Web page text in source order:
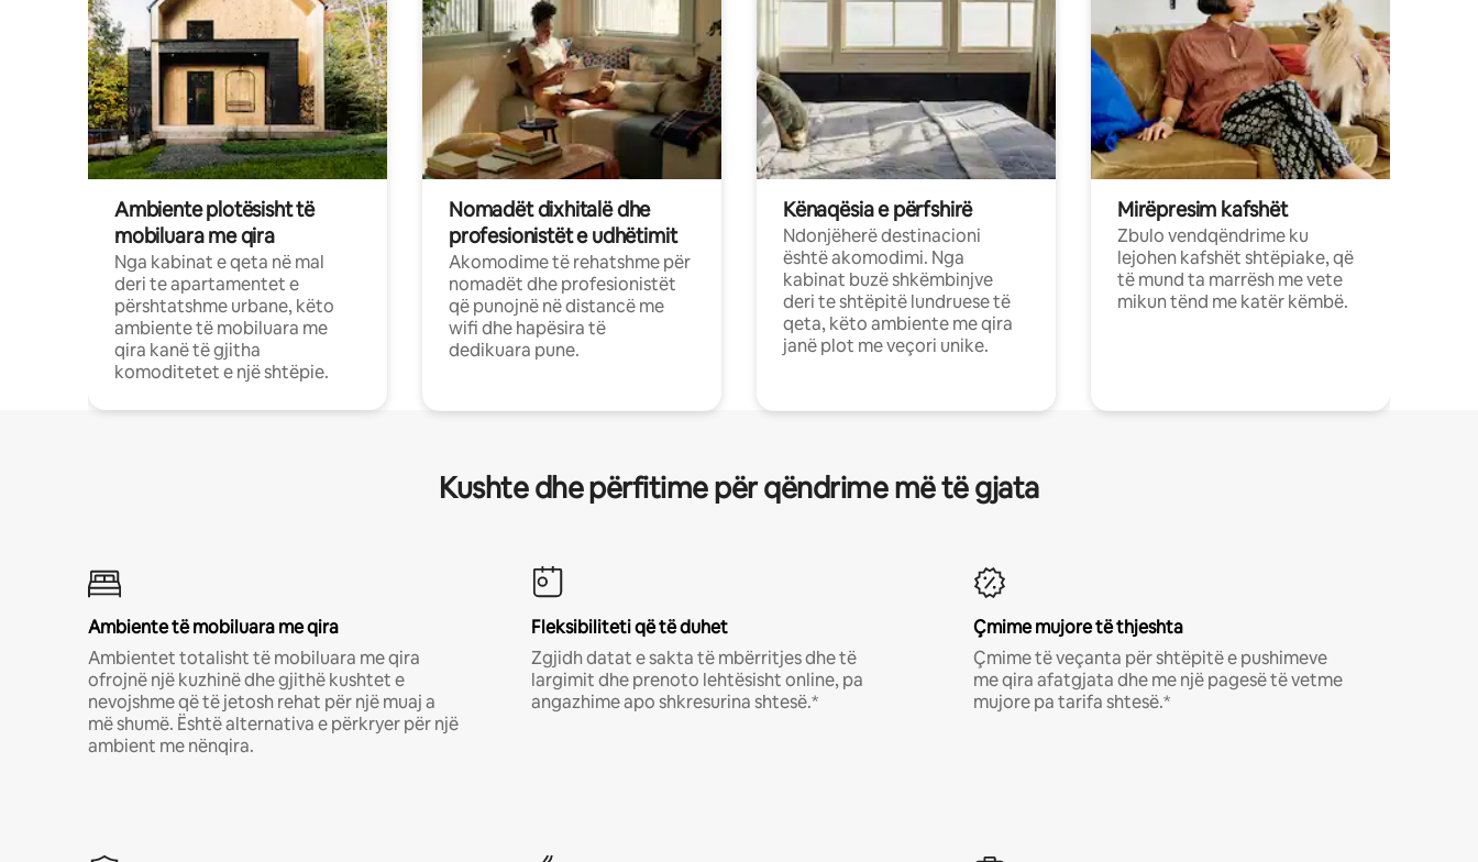
Ambiente plotësisht të
mobiluara me qira
Nga kabinat e qeta në mal
deri te apartamentet e
përshtatshme urbane, këto
ambiente të mobiluara me
qira kanë të gjitha
komoditetet e një shtëpie.
Nomadët dixhitalë dhe
profesionistët e udhëtimit
Akomodime të rehatshme për
nomadët dhe profesionistët
që punojnë në distancë me
wifi dhe hapësira të
dedikuara pune.
Kënaqësia e përfshirë
Ndonjëherë destinacioni
është akomodimi. Nga
kabinat buzë shkëmbinjve
deri te shtëpitë lundruese të
qeta, këto ambiente me qira
janë plot me veçori unike.
Mirëpresim kafshët
Zbulo vendqëndrime ku
lejohen kafshët shtëpiake, që
të mund ta marrësh me vete
mikun tënd me katër këmbë.
Kushte dhe përfitime për qëndrime më të gjata
Ambiente të mobiluara me qira
Ambientet totalisht të mobiluara me qira
ofrojnë një kuzhinë dhe gjithë kushtet e
nevojshme që të jetosh rehat për një muaj a
më shumë. Është alternativa e përkryer për një
ambient me nënqira.
Fleksibiliteti që të duhet
Zgjidh datat e sakta të mbërritjes dhe të
largimit dhe prenoto lehtësisht online, pa
angazhime apo shkresurina shtesë.*
Çmime mujore të thjeshta
Çmime të veçanta për shtëpitë e pushimeve
me qira afatgjata dhe me një pagesë të vetme
mujore pa tarifa shtesë.*